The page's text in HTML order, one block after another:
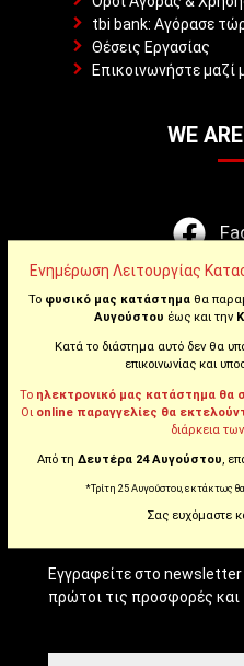
tbi bank: Αγόρασε
Θέσεις Εργασίας
Επικοινωνήστε μαζί
WE
Εγγραφείτε στο newsletter
πρώτοι τις προσφορές και
Ενημέρωση Λειτουργίας
Το φυσικό μας κατάστημα θα
Αυγούστου έως και την
Κατά το διάστημα αυτό δεν θα
επικοινωνίας και
Το ηλεκτρονικό μας κατάστημα θα
Οι online παραγγελίες θα
διάρκεια
Από τη Δευτέρα 24 Αυγούστου,
*Τρίτη 25 Αυγούστου, εκτάκτως
Σας ευχόμαστε